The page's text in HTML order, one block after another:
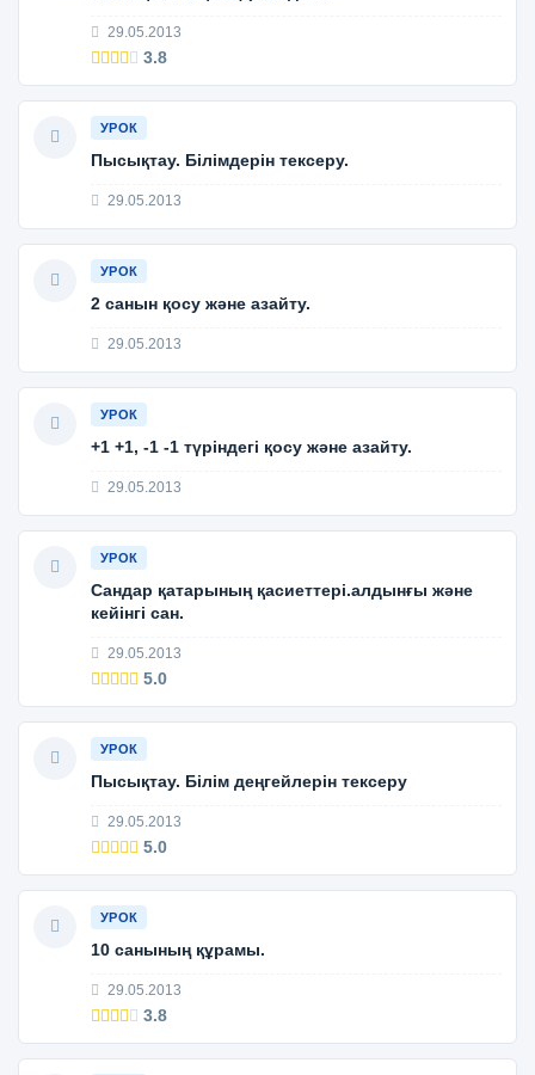
29.05.2013
3.8
УРОК
Пысықтау. Білімдерін тексеру.
29.05.2013
УРОК
2 санын қосу және азайту.
29.05.2013
УРОК
+1 +1, -1 -1 түріндегі қосу және азайту.
29.05.2013
УРОК
Сандар қатарының қасиеттері.алдынғы және
кейінгі сан.
29.05.2013
5.0
УРОК
Пысықтау. Білім деңгейлерін тексеру
29.05.2013
5.0
УРОК
10 санының құрамы.
29.05.2013
3.8